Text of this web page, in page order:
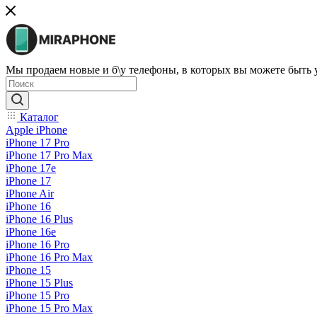
Мы продаем новые и б\у телефоны, в которых вы можете быть
Каталог
Apple iPhone
iPhone 17 Pro
iPhone 17 Pro Max
iPhone 17e
iPhone 17
iPhone Air
iPhone 16
iPhone 16 Plus
iPhone 16e
iPhone 16 Pro
iPhone 16 Pro Max
iPhone 15
iPhone 15 Plus
iPhone 15 Pro
iPhone 15 Pro Max